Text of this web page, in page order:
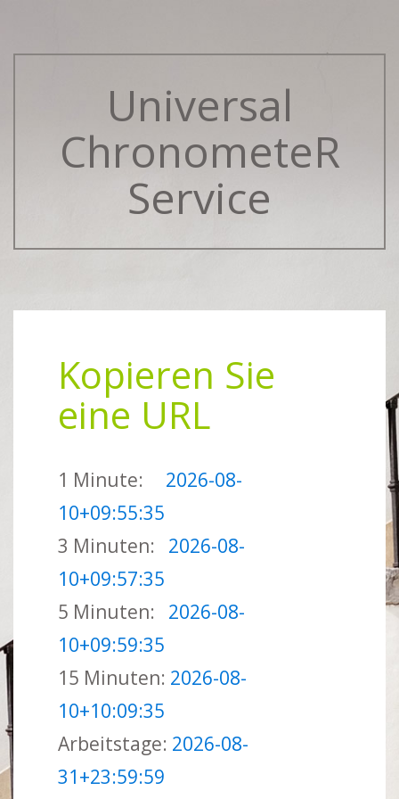
Universal
ChronometeR
Service
Kopieren Sie
eine URL
1 Minute: 2026-08-
10+09:55:35
3 Minuten: 2026-08-
10+09:57:35
5 Minuten: 2026-08-
10+09:59:35
15 Minuten: 2026-08-
10+10:09:35
Arbeitstage: 2026-08-
31+23:59:59